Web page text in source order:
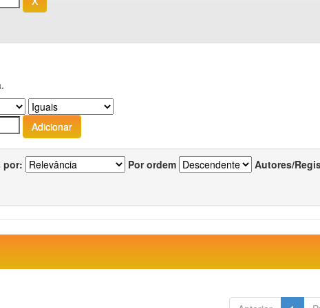
por: Por ordem Autores/